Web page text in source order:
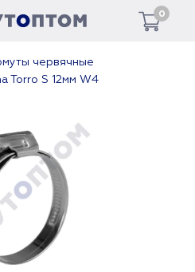
0
червячные
Torro S 12мм W4